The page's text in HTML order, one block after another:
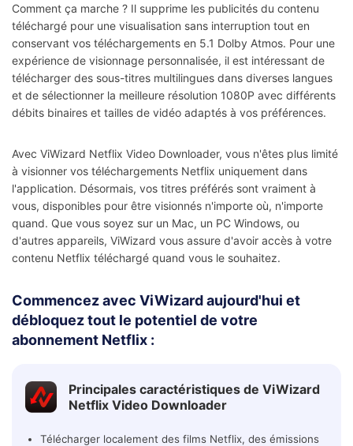
Comment ça marche ? Il supprime les publicités du contenu
téléchargé pour une visualisation sans interruption tout en
conservant vos téléchargements en 5.1 Dolby Atmos. Pour une
expérience de visionnage personnalisée, il est intéressant de
télécharger des sous-titres multilingues dans diverses langues
et de sélectionner la meilleure résolution 1080P avec différents
débits binaires et tailles de vidéo adaptés à vos préférences.
Avec ViWizard Netflix Video Downloader, vous n'êtes plus limité
à visionner vos téléchargements Netflix uniquement dans
l'application. Désormais, vos titres préférés sont vraiment à
vous, disponibles pour être visionnés n'importe où, n'importe
quand. Que vous soyez sur un Mac, un PC Windows, ou
d'autres appareils, ViWizard vous assure d'avoir accès à votre
contenu Netflix téléchargé quand vous le souhaitez.
Commencez avec ViWizard aujourd'hui et
débloquez tout le potentiel de votre
abonnement Netflix :
Principales caractéristiques de ViWizard
Netflix Video Downloader
Télécharger localement des films Netflix, des émissions